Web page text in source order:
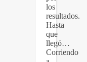
los
resultados.
Hasta
que
llegó…
Corriendo